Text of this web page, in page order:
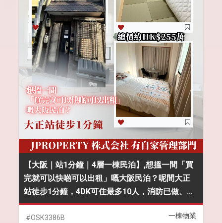
【大阪｜站1分鐘｜4層一棟民泊】,想搵一間「買
完就可以快啲可以出租」嘅大阪民泊？呢間大正
站徒步1分鐘，4DK可住最多10人，消防已做、全
室翻新完成
一棟物業
#OSK3386B